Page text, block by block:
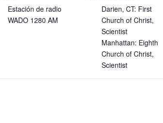
Estación de radio
WADO 1280 AM
Darien, CT: First
Church of Christ,
Scientist
Manhattan: Eighth
Church of Christ,
Scientist